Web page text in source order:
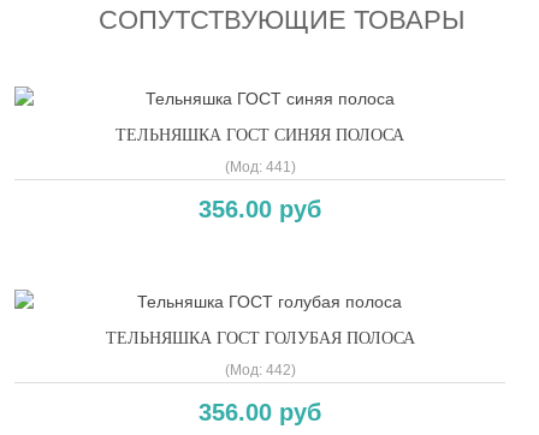
СОПУТСТВУЮЩИЕ ТОВАРЫ
ТЕЛЬНЯШКА ГОСТ СИНЯЯ ПОЛОСА
(Мод: 441 )
356.00 руб
ТЕЛЬНЯШКА ГОСТ ГОЛУБАЯ ПОЛОСА
(Мод: 442)
356.00 руб